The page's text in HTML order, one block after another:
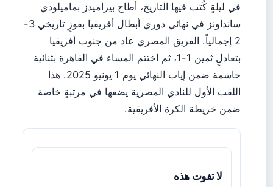
في ليلةٍ كُتب فيها التاريخ، أطاح بيراميدز بماميلودي
سانداونز في نهائي دوري أبطال أفريقيا بفوزٍ تاريخي 3-
2 إجمالياً. الفريق المصري عاد من جنوب أفريقيا
بتعادلٍ ثمين 1-1، ثم اختتم المساء في القاهرة بثنائية
حاسمة ضمن إياب النهائي يوم 1 يونيو 2025. هذا
اللقب الأول للنادي المصرية يضعها في مرتبةٍ خاصة
ضمن خريطة الكرة الأفريقية.
لا تفوت هذه